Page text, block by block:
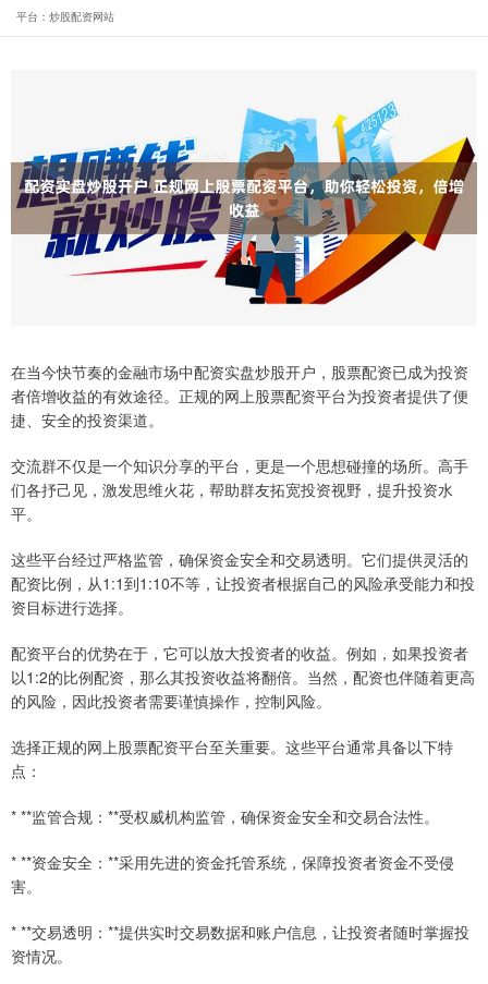
平台：炒股配资网站
在当今快节奏的金融市场中配资实盘炒股开户，股票配资已成为投资
者倍增收益的有效途径。正规的网上股票配资平台为投资者提供了便
捷、安全的投资渠道。
交流群不仅是一个知识分享的平台，更是一个思想碰撞的场所。高手
们各抒己见，激发思维火花，帮助群友拓宽投资视野，提升投资水
平。
这些平台经过严格监管，确保资金安全和交易透明。它们提供灵活的
配资比例，从1:1到1:10不等，让投资者根据自己的风险承受能力和投
资目标进行选择。
配资平台的优势在于，它可以放大投资者的收益。例如，如果投资者
以1:2的比例配资，那么其投资收益将翻倍。当然，配资也伴随着更高
的风险，因此投资者需要谨慎操作，控制风险。
选择正规的网上股票配资平台至关重要。这些平台通常具备以下特
点：
* **监管合规：**受权威机构监管，确保资金安全和交易合法性。
* **资金安全：**采用先进的资金托管系统，保障投资者资金不受侵
害。
* **交易透明：**提供实时交易数据和账户信息，让投资者随时掌握投
资情况。